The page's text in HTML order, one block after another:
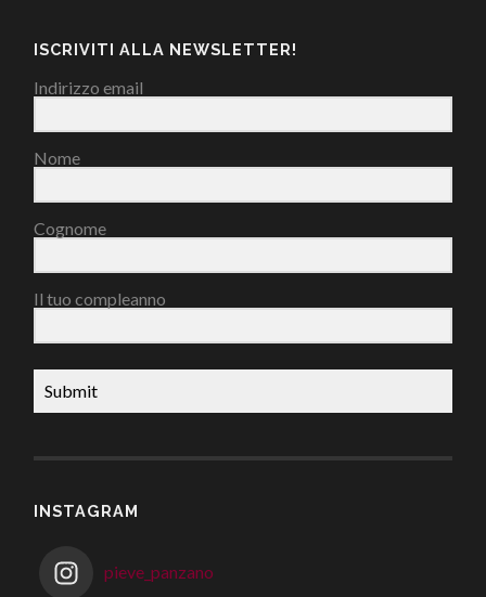
ISCRIVITI ALLA NEWSLETTER!
Indirizzo email
Nome
Cognome
Il tuo compleanno
Submit
INSTAGRAM
pieve_panzano